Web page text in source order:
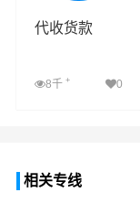
代收货款
8千 + 0
相关专线